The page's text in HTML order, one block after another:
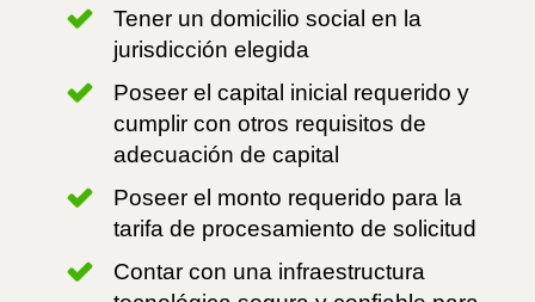
Tener un domicilio social en la
jurisdicción elegida
Poseer el capital inicial requerido y
cumplir con otros requisitos de
adecuación de capital
Poseer el monto requerido para la
tarifa de procesamiento de solicitud
Contar con una infraestructura